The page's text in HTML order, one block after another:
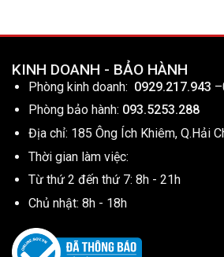
KINH DOANH - BẢO HÀNH
Phòng kinh doanh: 0929.217.943 –
Phòng bảo hành: 093.5253.288
Địa chỉ: 185 Ông Ích Khiêm, Q.Hải
Thời gian làm việc:
Từ thứ 2 đến thứ 7: 8h - 21h
Chủ nhật: 8h - 18h